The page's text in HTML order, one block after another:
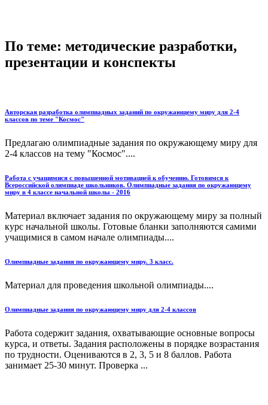
По теме: методические разработки,
презентации и конспекты
Авторская разработка олимпиадных заданий по окружающему миру для 2-4
классов по теме "Космос"
Предлагаю олимпиадные задания по окружающему миру для
2-4 классов на тему "Космос"....
Работа с учащимися с повышенной мотивацией к обучению. Готовимся к
Всероссийской олимпиаде школьников. Олимпиадные задания по окружающему
миру в 4 классе начальной школы - 2016
Материал включает задания по окружающему миру за полный
курс начальной школы. Готовые бланки заполняются самими
учащимися в самом начале олимпиады....
Олимпиадные задания по окружающему миру. 3 класс.
Материал для проведения школьной олимпиады....
Олимпиадные задания по окружающему миру для 2-4 классов
Работа содержит задания, охватывающие основные вопросы
курса, и ответы. Задания расположены в порядке возрастания
по трудности. Оцениваются в 2, 3, 5 и 8 баллов. Работа
занимает 25-30 минут. Проверка ...